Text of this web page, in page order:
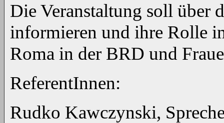
Die Veranstaltung soll über
informieren und ihre Rolle
Roma in der BRD und
ReferentInnen:
Rudko Kawczynski,